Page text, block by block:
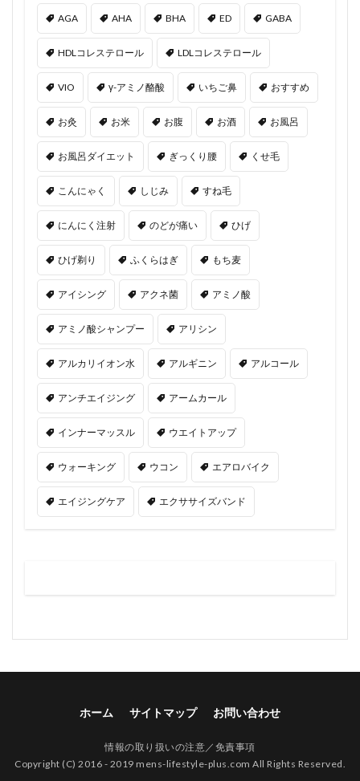
AGA AHA BHA ED GABA
HDLコレステロール LDLコレステロール
VIO γ-アミノ酪酸 いちご鼻 おすすめ
お灸 お米 お腹 お酒 お風呂
お風呂ダイエット ぎっくり腰 くせ毛
こんにゃく しじみ すね毛
にんにく注射 のどが痛い ひげ
ひげ剃り ふくらはぎ もち麦
アイシング アクネ菌 アミノ酸
アミノ酸シャンプー アリシン
アルカリイオン水 アルギニン アルコール
アンチエイジング アームカール
インナーマッスル ウエイトアップ
ウォーキング ウコン エアロバイク
エイジングケア エクササイズバンド
ホーム サイトマップ お問い合わせ
情報の取り扱いの注意／免責事項
Copyright (C) 2016 - 2019 mens-lifestyle-plus.com All Rights Reserved.